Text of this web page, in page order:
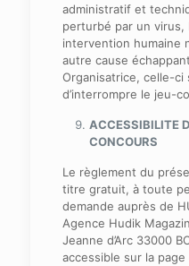
administratif et
perturbé par un virus,
intervention humaine
autre cause
Organisatrice, celle-
d’interrompre le jeu-
ACCESSIBILITE
CONCOURS
Le règlement du
titre gratuit, à toute
demande auprès de
Agence Hudik
Jeanne d’Arc 33000
accessible sur la